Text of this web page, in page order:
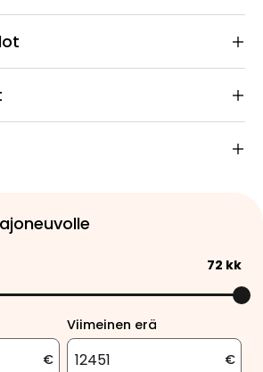
72 kk
€
Viimeinen erä
€